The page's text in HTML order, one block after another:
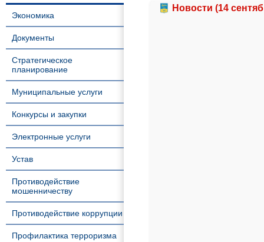
Экономика
Документы
Стратегическое
планирование
Муниципальные услуги
Конкурсы и закупки
Электронные услуги
Устав
Противодействие
мошенничеству
Противодействие коррупции
Профилактика терроризма
Новости (14